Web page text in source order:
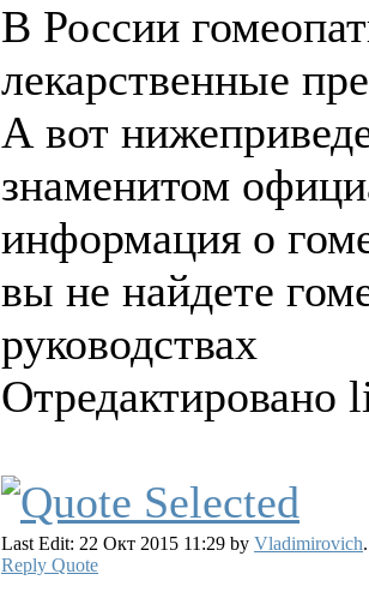
В России
лекарственные
А вот
знаменитом
информация о
вы не найдете
руководствах
Отредактировано
Last Edit: 22 Окт 2015 11:29 by Vladimirovich.
Reply Quote